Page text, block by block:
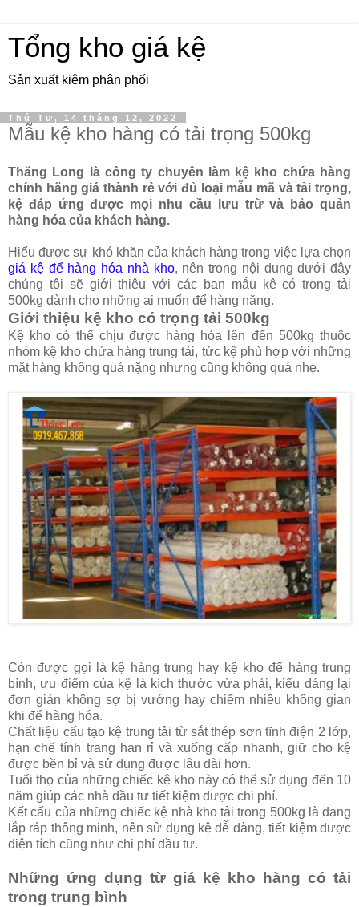
Tổng kho giá kệ
Sản xuất kiêm phân phối
Thứ Tư, 14 tháng 12, 2022
Mẫu kệ kho hàng có tải trọng 500kg
Thăng Long là công ty chuyên làm kệ kho chứa hàng
chính hãng giá thành rẻ với đủ loại mẫu mã và tải trọng,
kệ đáp ứng được mọi nhu cầu lưu trữ và bảo quản
hàng hóa của khách hàng.
Hiểu được sự khó khăn của khách hàng trong việc lựa chọn
giá kệ để hàng hóa nhà kho, nên trong nội dung dưới đây
chúng tôi sẽ giới thiệu với các bạn mẫu kệ có trọng tải
500kg dành cho những ai muốn để hàng nặng.
Giới thiệu kệ kho có trọng tải 500kg
Kệ kho có thể chịu được hàng hóa lên đến 500kg thuộc
nhóm kệ kho chứa hàng trung tải, tức kệ phù hợp với những
mặt hàng không quá nặng nhưng cũng không quá nhẹ.
Còn được gọi là kệ hàng trung hay kệ kho để hàng trung
bình, ưu điểm của kệ là kích thước vừa phải, kiểu dáng lại
đơn giản không sợ bị vướng hay chiếm nhiều không gian
khi để hàng hóa.
Chất liệu cấu tạo kệ trung tải từ sắt thép sơn tĩnh điện 2 lớp,
hạn chế tính trang han rỉ và xuống cấp nhanh, giữ cho kệ
được bền bỉ và sử dụng được lâu dài hơn.
Tuổi thọ của những chiếc kệ kho này có thể sử dụng đến 10
năm giúp các nhà đầu tư tiết kiệm được chi phí.
Kết cấu của những chiếc kệ nhà kho tải trong 500kg là dạng
lắp ráp thông minh, nên sử dụng kệ dễ dàng, tiết kiệm được
diện tích cũng như chi phí đầu tư.
Những ứng dụng từ giá kệ kho hàng có tải
trong trung bình